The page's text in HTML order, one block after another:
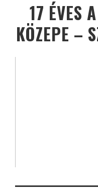
17 ÉVES
KÖZEPE –